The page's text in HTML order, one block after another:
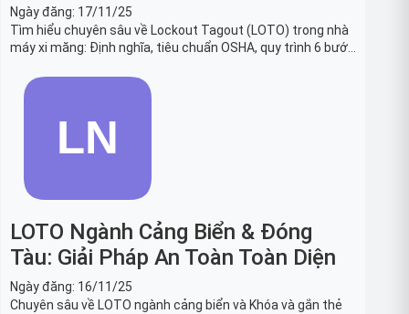
Ngày đăng: 17/11/25
Tìm hiểu chuyên sâu về Lockout Tagout (LOTO) trong nhà
máy xi măng: Định nghĩa, tiêu chuẩn OSHA, quy trình 6 bước
nung, máy nghiền an toàn.
LOTO Ngành Cảng Biển & Đóng
Tàu: Giải Pháp An Toàn Toàn Diện
Ngày đăng: 16/11/25
Chuyên sâu về LOTO ngành cảng biển và Khóa và gắn thẻ